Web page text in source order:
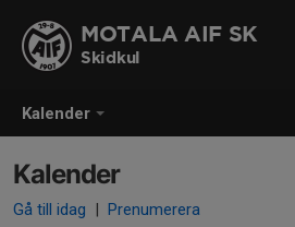
Kalender
MOTALA AIF SK
Skidkul
Kalender
Gå till idag | Prenumerera